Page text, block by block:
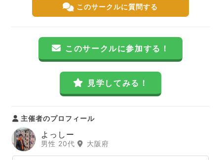
このサークルに質問する
このサークルに参加する！
見学してみる！
主催者のプロフィール
よっしー
男性 20代 大阪府